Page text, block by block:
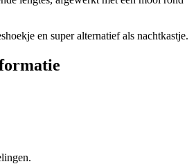
en super alternatief als nachtkastje.